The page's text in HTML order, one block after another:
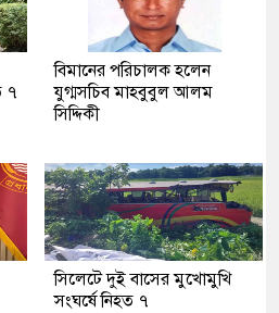
৭
বিমানের পরিচালক হলেন
যুগ্মসচিব মাহবুবুল আলম
সিদ্দিকী
সিলেটে দুই বাসের মুখোমুখি
সংঘর্ষে নিহত ৭